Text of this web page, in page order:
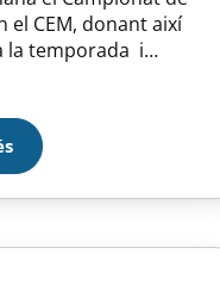
el CEM, donant així
la temporada i
Mataró 1 – UE Horta
CN Rubí 4